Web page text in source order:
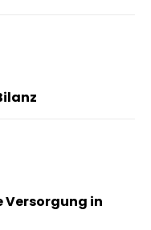
Versorgung in